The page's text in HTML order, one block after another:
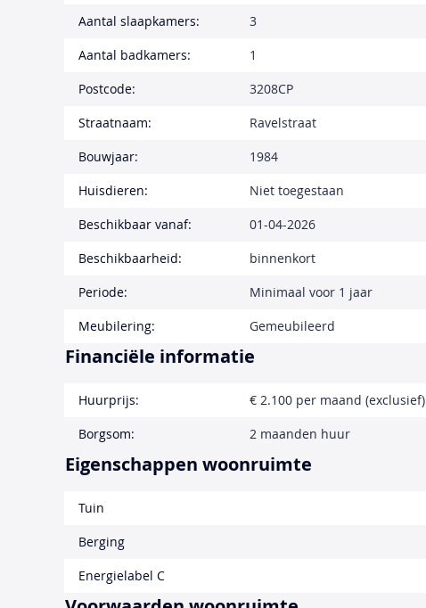
Aantal slaapkamers:
3
Aantal badkamers:
1
Postcode:
3208CP
Straatnaam:
Ravelstraat
Bouwjaar:
1984
Huisdieren:
Niet toegestaan
Beschikbaar vanaf:
01-04-2026
Beschikbaarheid:
binnenkort
Periode:
Minimaal voor 1 jaar
Meubilering:
Gemeubileerd
Financiële informatie
Huurprijs:
€ 2.100 per maand (exclusief)
Borgsom:
2 maanden huur
Eigenschappen woonruimte
Tuin
Berging
Energielabel C